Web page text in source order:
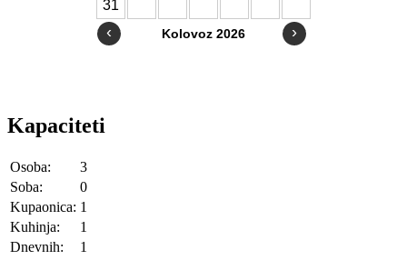
Kapaciteti
Osoba:
3
Soba:
0
Kupaonica: 1
Kuhinja:
1
Dnevnih:
1